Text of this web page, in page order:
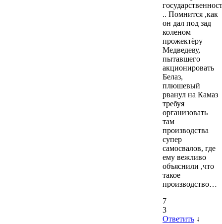
.. Помнится ,как
он дал под зад
коленом
прожектёру
Медведеву,
пытавшего
акционировать
Белаз,
плюшевый
рванул на Камаз
требуя
организовать
там
производства
супер
самосвалов, где
ему вежливо
объяснили ,что
такое
производство…
7
3
Ответить ↓